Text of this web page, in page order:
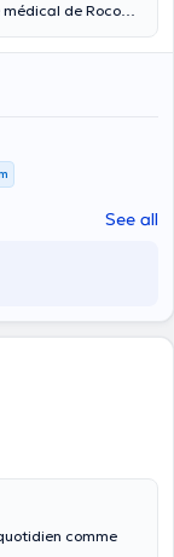
de Rocourt
See all
comme